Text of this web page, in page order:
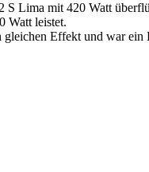
S Lima mit 420 Watt
Watt leistet.
Effekt und war ein